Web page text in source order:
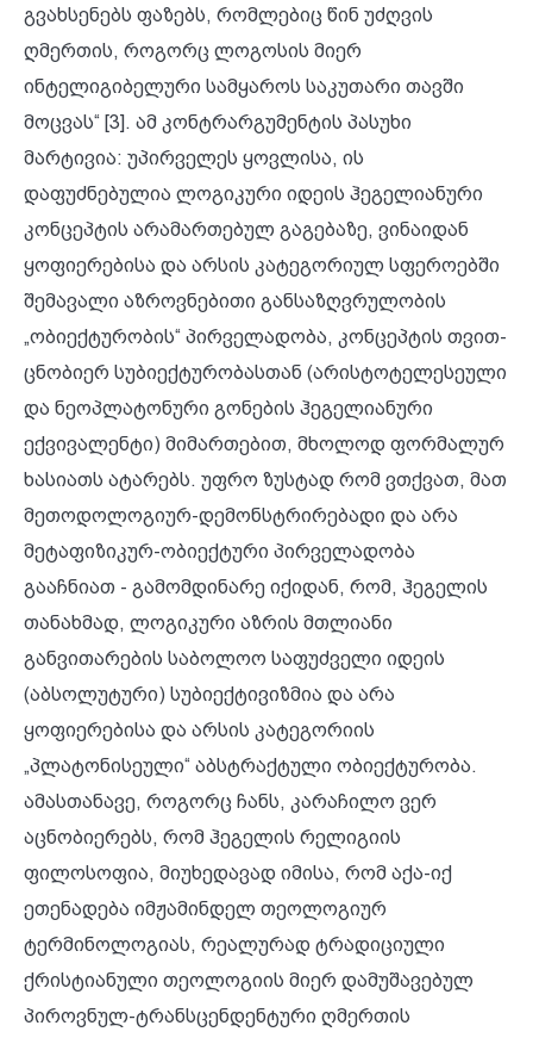
გვახსენებს ფაზებს, რომლებიც წინ უძღვის
ღმერთის, როგორც ლოგოსის მიერ
ინტელიგიბელური სამყაროს საკუთარი თავში
მოცვას“ [3]. ამ კონტრარგუმენტის პასუხი
მარტივია: უპირველეს ყოვლისა, ის
დაფუძნებულია ლოგიკური იდეის ჰეგელიანური
კონცეპტის არამართებულ გაგებაზე, ვინაიდან
ყოფიერებისა და არსის კატეგორიულ სფეროებში
შემავალი აზროვნებითი განსაზღვრულობის
„ობიექტურობის“ პირველადობა, კონცეპტის თვით-
ცნობიერ სუბიექტურობასთან (არისტოტელესეული
და ნეოპლატონური გონების ჰეგელიანური
ექვივალენტი) მიმართებით, მხოლოდ ფორმალურ
ხასიათს ატარებს. უფრო ზუსტად რომ ვთქვათ, მათ
მეთოდოლოგიურ-დემონსტრირებადი და არა
მეტაფიზიკურ-ობიექტური პირველადობა
გააჩნიათ - გამომდინარე იქიდან, რომ, ჰეგელის
თანახმად, ლოგიკური აზრის მთლიანი
განვითარების საბოლოო საფუძველი იდეის
(აბსოლუტური) სუბიექტივიზმია და არა
ყოფიერებისა და არსის კატეგორიის
„პლატონისეული“ აბსტრაქტული ობიექტურობა.
ამასთანავე, როგორც ჩანს, კარაჩილო ვერ
აცნობიერებს, რომ ჰეგელის რელიგიის
ფილოსოფია, მიუხედავად იმისა, რომ აქა-იქ
ეთენადება იმჟამინდელ თეოლოგიურ
ტერმინოლოგიას, რეალურად ტრადიციული
ქრისტიანული თეოლოგიის მიერ დამუშავებულ
პიროვნულ-ტრანსცენდენტური ღმერთის